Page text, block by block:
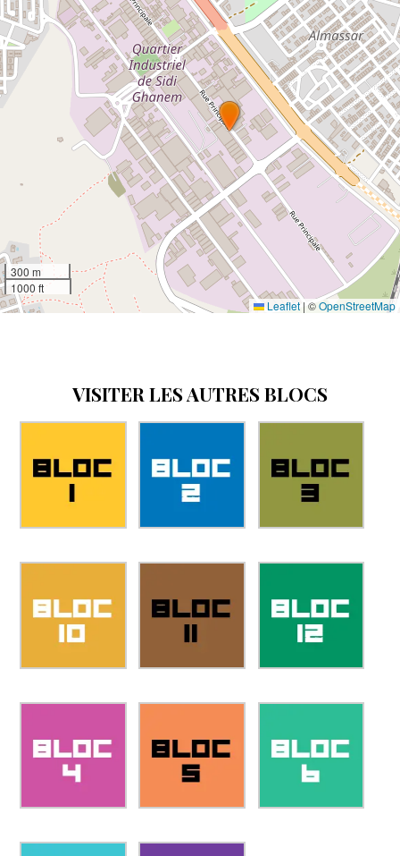
300 m
1000 ft
Leaflet | ©OpenStreetMap
VISITER LES AUTRES BLOCS